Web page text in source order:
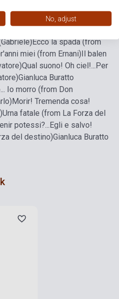
Gianluca Buratto
Ecco la spada (from
miei (from Ernani) Il balen
Qual suono! Oh ciel!...Per
Gianluca Buratto
Io morro (from Don
Morir! Tremenda cosa!
Urna fatale (from La Forza del
potessi?...Egli e salvo!
del destino)Gianluca Buratto
No, adjust